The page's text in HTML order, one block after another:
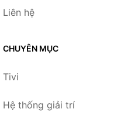
Liên hệ
CHUYÊN MỤC
Tivi
Hệ thống giải trí